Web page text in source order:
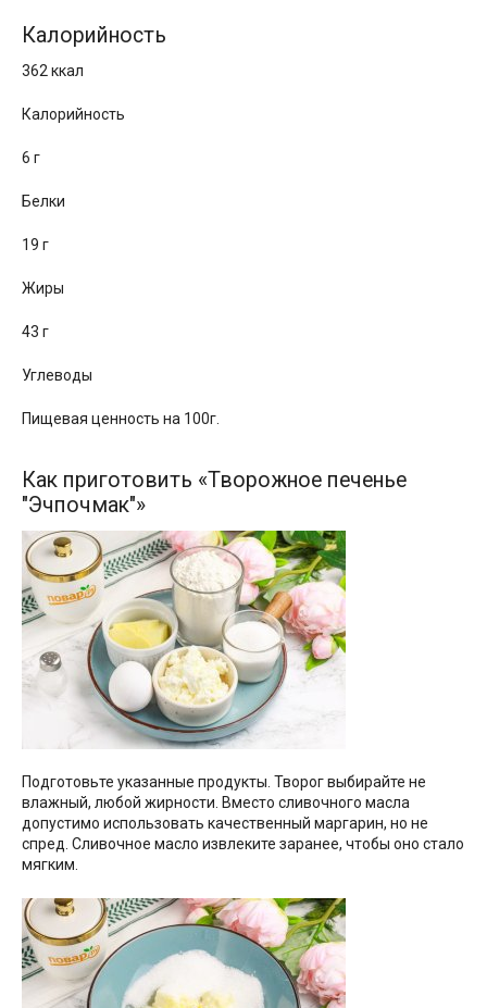
Калорийность
362 ккал
Калорийность
6 г
Белки
19 г
Жиры
43 г
Углеводы
Пищевая ценность на 100г.
Как приготовить «Творожное печенье
"Эчпочмак"»
Подготовьте указанные продукты. Творог выбирайте не
влажный, любой жирности. Вместо сливочного масла
допустимо использовать качественный маргарин, но не
спред. Сливочное масло извлеките заранее, чтобы оно стало
мягким.